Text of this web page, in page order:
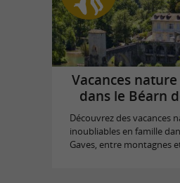
Vacances
dans le Béarn
Découvrez des vacances
inoubliables en famille
Gaves, entre montagnes